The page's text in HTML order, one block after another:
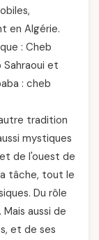
en Algérie.
: Cheb
Sahraoui et
: cheb
tradition
mystiques
de l'ouest de
tâche, tout le
Du rôle
aussi de
et de ses